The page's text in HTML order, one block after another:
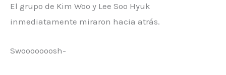
El grupo de Kim Woo y Lee Soo Hyuk
inmediatamente miraron hacia atrás.
Swooooooosh-